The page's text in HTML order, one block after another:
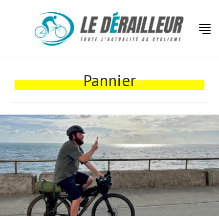
Pannier
Tests de produits
Tendances
Tous nos articles
À propos